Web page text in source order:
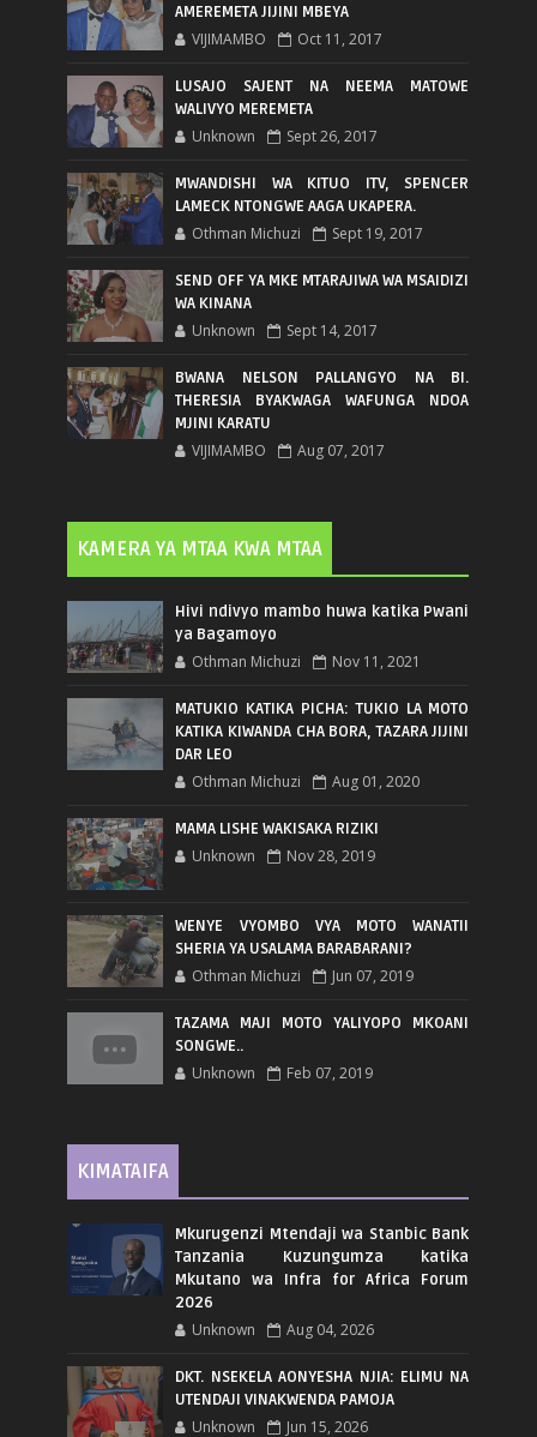
AMEREMETA JIJINI MBEYA
VIJIMAMBO Oct 11, 2017
LUSAJO SAJENT NA NEEMA MATOWE
WALIVYO MEREMETA
Unknown Sept 26, 2017
MWANDISHI WA KITUO ITV, SPENCER
LAMECK NTONGWE AAGA UKAPERA.
Othman Michuzi Sept 19, 2017
SEND OFF YA MKE MTARAJIWA WA MSAIDIZI
WA KINANA
Unknown Sept 14, 2017
BWANA NELSON PALLANGYO NA BI.
THERESIA BYAKWAGA WAFUNGA NDOA
MJINI KARATU
VIJIMAMBO Aug 07, 2017
KAMERA YA MTAA KWA MTAA
Hivi ndivyo mambo huwa katika Pwani
ya Bagamoyo
Othman Michuzi Nov 11, 2021
MATUKIO KATIKA PICHA: TUKIO LA MOTO
KATIKA KIWANDA CHA BORA, TAZARA JIJINI
DAR LEO
Othman Michuzi Aug 01, 2020
MAMA LISHE WAKISAKA RIZIKI
Unknown Nov 28, 2019
WENYE VYOMBO VYA MOTO WANATII
SHERIA YA USALAMA BARABARANI?
Othman Michuzi Jun 07, 2019
TAZAMA MAJI MOTO YALIYOPO MKOANI
SONGWE..
Unknown Feb 07, 2019
KIMATAIFA
Mkurugenzi Mtendaji wa Stanbic Bank
Tanzania Kuzungumza katika
Mkutano wa Infra for Africa Forum
2026
Unknown Aug 04, 2026
DKT. NSEKELA AONYESHA NJIA: ELIMU NA
UTENDAJI VINAKWENDA PAMOJA
Unknown Jun 15, 2026